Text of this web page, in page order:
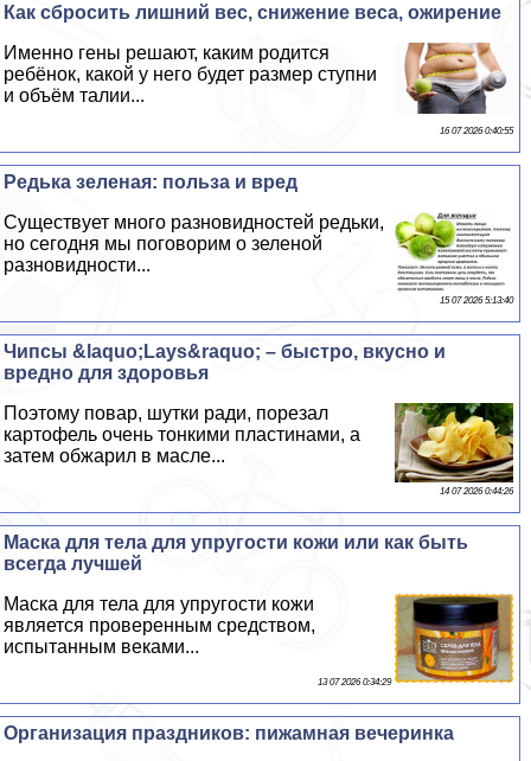
Как сбросить лишний вес, снижение веса, ожирение
Именно гены решают, каким родится
ребёнок, какой у него будет размер ступни
и объём талии...
16 07 2026 0:40:55
Редька зеленая: польза и вред
Существует много разновидностей редьки,
но сегодня мы поговорим о зеленой
разновидности...
15 07 2026 5:13:40
Чипсы &laquo;Lays&raquo; – быстро, вкусно и
вредно для здоровья
Поэтому повар, шутки ради, порезал
картофель очень тонкими пластинами, а
затем обжарил в масле...
14 07 2026 0:44:26
Маска для тела для упругости кожи или как быть
всегда лучшей
Маска для тела для упругости кожи
является проверенным средством,
испытанным веками...
13 07 2026 0:34:29
Организация праздников: пижамная вечеринка